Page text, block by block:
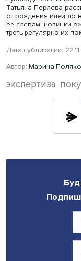
Информацию о
использовать при
подчеркнула Инна
или иной
целевой
текущий момент
с точки зрения
ценность, как
давайте будем
пожелала она
Также на
новых решениях в
увеличится
большинства
точкой в поиске
Приоритет для
генераторами
выросла до 65%.
оборот в четыре